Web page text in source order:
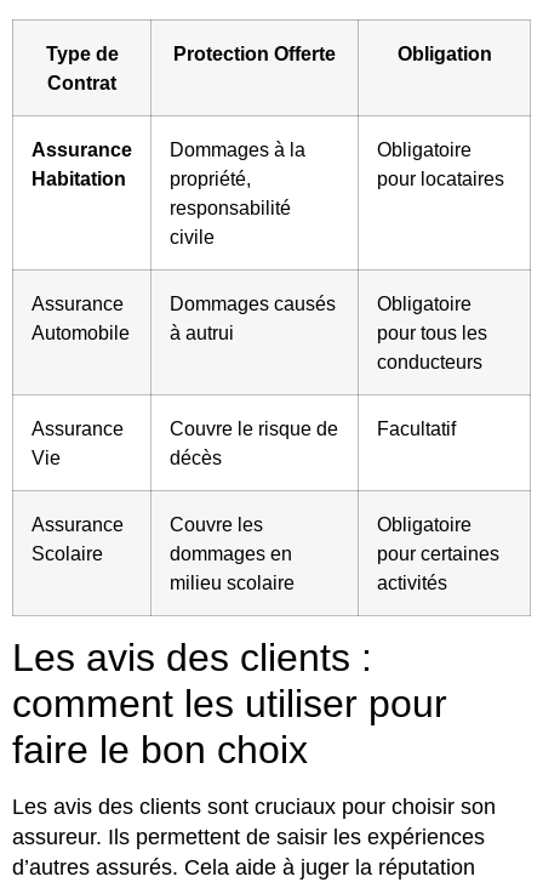
Type de
Contrat
Protection Offerte Obligation
Assurance
Habitation
Dommages à la
propriété,
responsabilité
civile
Obligatoire
pour locataires
Assurance
Automobile
Dommages causés
à autrui
Obligatoire
pour tous les
conducteurs
Assurance
Vie
Couvre le risque de
décès
Facultatif
Assurance
Scolaire
Couvre les
dommages en
milieu scolaire
Obligatoire
pour certaines
activités
Les avis des clients :
comment les utiliser pour
faire le bon choix
Les avis des clients sont cruciaux pour choisir son
assureur. Ils permettent de saisir les expériences
d’autres assurés. Cela aide à juger la réputation